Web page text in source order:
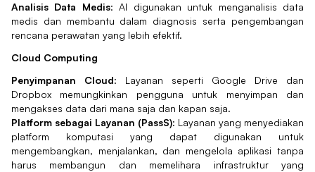
Analisis Data Medis: AI digunakan untuk menganalisis data
medis dan membantu dalam diagnosis serta pengembangan
rencana perawatan yang lebih efektif.
Cloud Computing
Penyimpanan Cloud: Layanan seperti Google Drive dan
Dropbox memungkinkan pengguna untuk menyimpan dan
mengakses data dari mana saja dan kapan saja.
Platform sebagai Layanan (PassS): Layanan yang menyediakan
platform komputasi yang dapat digunakan untuk
mengembangkan, menjalankan, dan mengelola aplikasi tanpa
harus membangun dan memelihara infrastruktur yang